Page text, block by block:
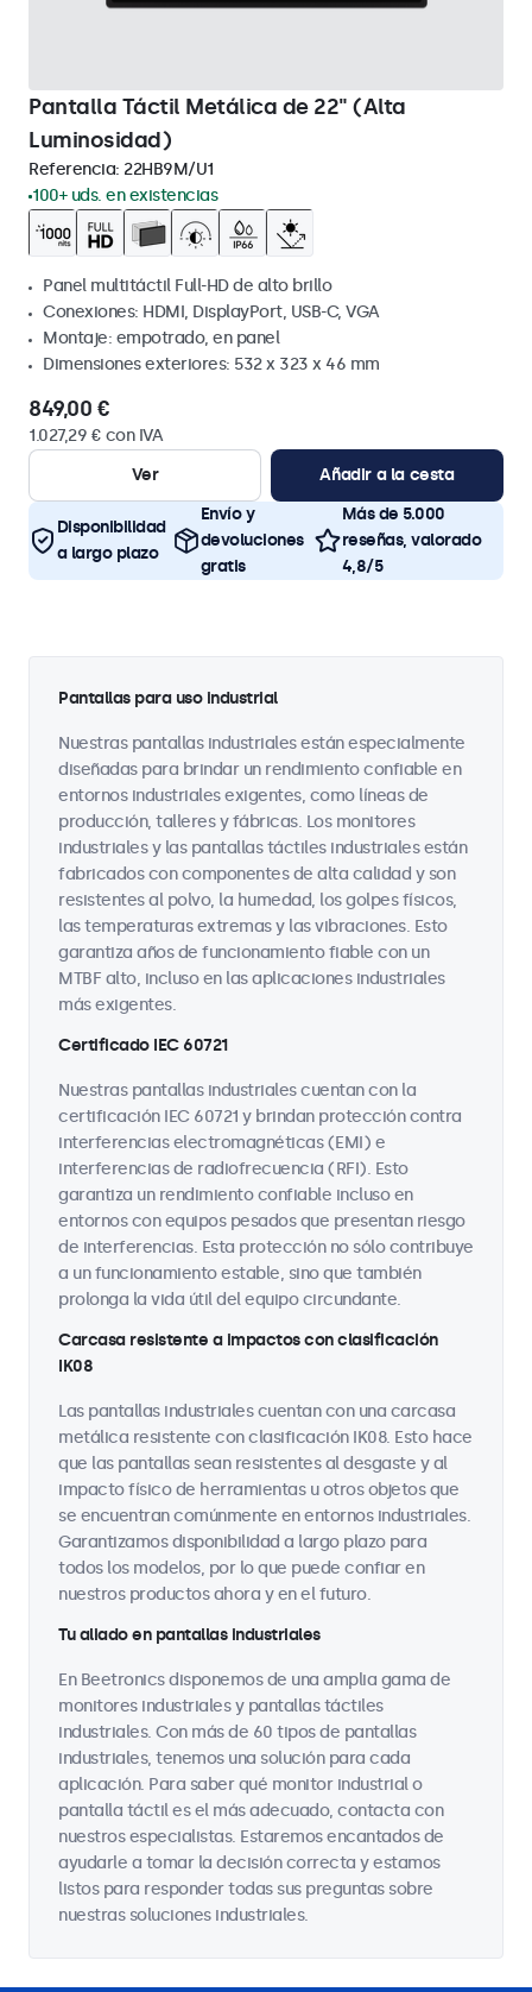
Pantalla Táctil Metálica de 22" (Alta
Luminosidad)
Referencia: 22HB9M/U1
100+ uds. en existencias
Panel multitáctil Full-HD de alto brillo
Conexiones: HDMI, DisplayPort, USB-C, VGA
Montaje: empotrado, en panel
Dimensiones exteriores: 532 x 323 x 46 mm
849,00 €
1.027,29 € con IVA
Ver
Añadir a la cesta
Disponibilidad
a largo plazo
Envío y
devoluciones
gratis
Más de 5.000
reseñas, valorado
4,8/5
Pantallas para uso industrial
Nuestras pantallas industriales están especialmente
diseñadas para brindar un rendimiento confiable en
entornos industriales exigentes, como líneas de
producción, talleres y fábricas. Los monitores
industriales y las pantallas táctiles industriales están
fabricados con componentes de alta calidad y son
resistentes al polvo, la humedad, los golpes físicos,
las temperaturas extremas y las vibraciones. Esto
garantiza años de funcionamiento fiable con un
MTBF alto, incluso en las aplicaciones industriales
más exigentes.
Certificado IEC 60721
Nuestras pantallas industriales cuentan con la
certificación IEC 60721 y brindan protección contra
interferencias electromagnéticas (EMI) e
interferencias de radiofrecuencia (RFI). Esto
garantiza un rendimiento confiable incluso en
entornos con equipos pesados que presentan riesgo
de interferencias. Esta protección no sólo contribuye
a un funcionamiento estable, sino que también
prolonga la vida útil del equipo circundante.
Carcasa resistente a impactos con clasificación
IK08
Las pantallas industriales cuentan con una carcasa
metálica resistente con clasificación IK08. Esto hace
que las pantallas sean resistentes al desgaste y al
impacto físico de herramientas u otros objetos que
se encuentran comúnmente en entornos industriales.
Garantizamos disponibilidad a largo plazo para
todos los modelos, por lo que puede confiar en
nuestros productos ahora y en el futuro.
Tu aliado en pantallas industriales
En Beetronics disponemos de una amplia gama de
monitores industriales y pantallas táctiles
industriales. Con más de 60 tipos de pantallas
industriales, tenemos una solución para cada
aplicación. Para saber qué monitor industrial o
pantalla táctil es el más adecuado, contacta con
nuestros especialistas. Estaremos encantados de
ayudarle a tomar la decisión correcta y estamos
listos para responder todas sus preguntas sobre
nuestras soluciones industriales.